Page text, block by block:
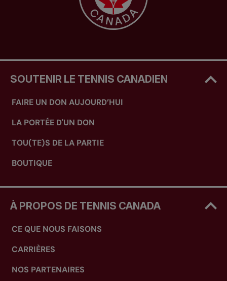
SOUTENIR LE TENNIS CANADIEN
FAIRE UN DON AUJOURD’HUI
LA PORTÉE D'UN DON
TOU(TE)S DE LA PARTIE
BOUTIQUE
À PROPOS DE TENNIS CANADA
CE QUE NOUS FAISONS
CARRIÈRES
NOS PARTENAIRES